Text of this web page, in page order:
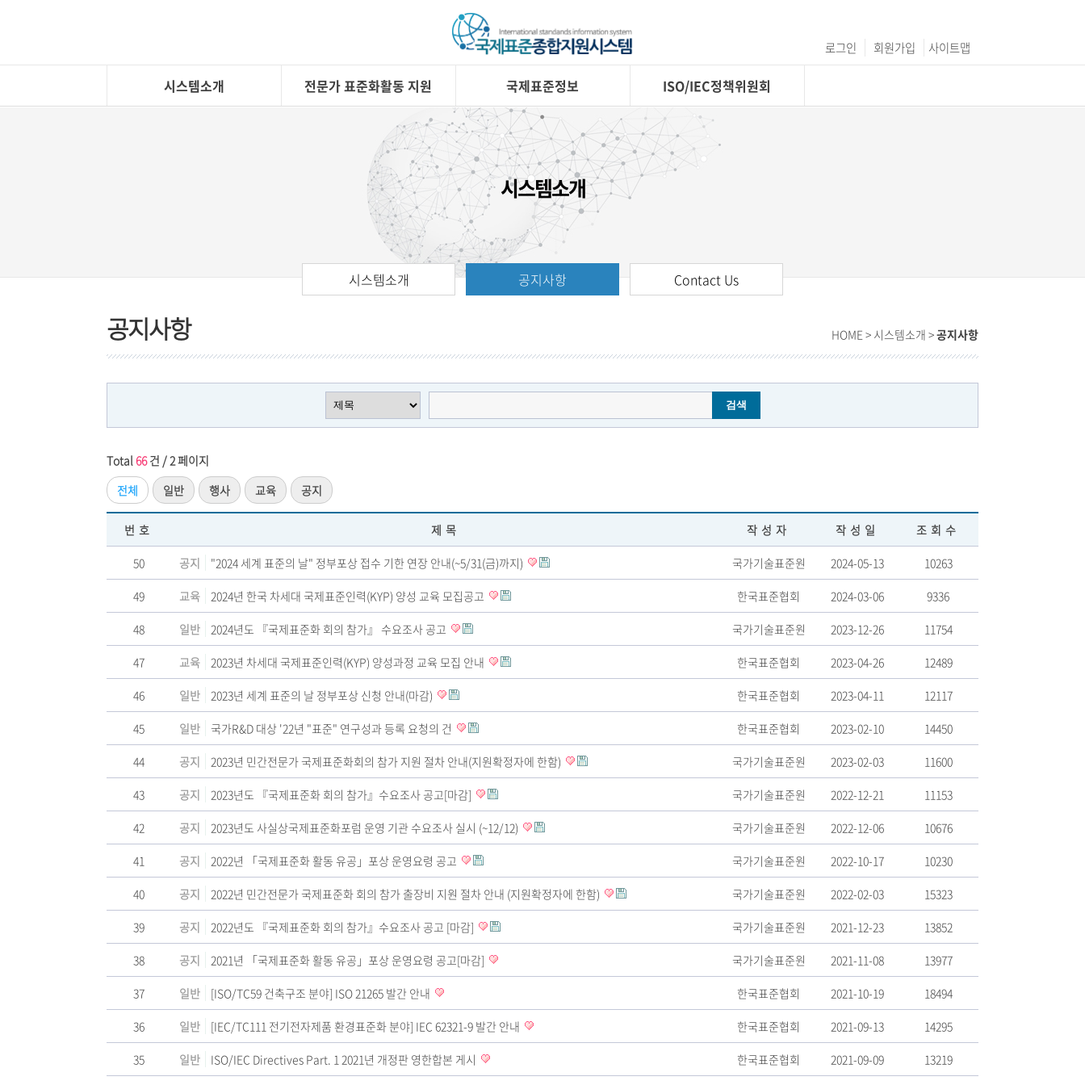
로그인 회원가입 사이트맵
시스템소개 전문가 표준화활동 지원 국제표준정보 ISO/IEC정책위원회
시스템소개
시스템소개 공지사항 Contact Us
공지사항 HOME > 시스템소개 >공지사항
Total66건 / 2 페이지
전체
일반 행사 교육 공지
번호 제목 작성자 작성일 조회수
50 공지 "2024 세계 표준의 날" 정부포상 접수 기한 연장 안내(~5/31(금)까지) 국가기술표준원 2024-05-13 10263
49 교육 2024년 한국 차세대 국제표준인력(KYP) 양성 교육 모집공고 한국표준협회 2024-03-06 9336
48 일반 2024년도 『국제표준화 회의 참가』 수요조사 공고 국가기술표준원 2023-12-26 11754
47 교육 2023년 차세대 국제표준인력(KYP) 양성과정 교육 모집 안내 한국표준협회 2023-04-26 12489
46 일반 2023년 세계 표준의 날 정부포상 신청 안내(마감) 한국표준협회 2023-04-11 12117
45 일반 국가R&D 대상 '22년 "표준" 연구성과 등록 요청의 건 한국표준협회 2023-02-10 14450
44 공지 2023년 민간전문가 국제표준화회의 참가 지원 절차 안내(지원확정자에 한함) 국가기술표준원 2023-02-03 11600
43 공지 2023년도 『국제표준화 회의 참가』수요조사 공고[마감] 국가기술표준원 2022-12-21 11153
42 공지 2023년도 사실상국제표준화포럼 운영 기관 수요조사 실시 (~12/12) 국가기술표준원 2022-12-06 10676
41 공지 2022년 「국제표준화 활동 유공」포상 운영요령 공고 국가기술표준원 2022-10-17 10230
40 공지 2022년 민간전문가 국제표준화 회의 참가 출장비 지원 절차 안내 (지원확정자에 한함) 국가기술표준원 2022-02-03 15323
39 공지 2022년도 『국제표준화 회의 참가』수요조사 공고 [마감] 국가기술표준원 2021-12-23 13852
38 공지 2021년 「국제표준화 활동 유공」포상 운영요령 공고[마감] 국가기술표준원 2021-11-08 13977
37 일반 [ISO/TC59 건축구조 분야] ISO 21265 발간 안내 한국표준협회 2021-10-19 18494
36 일반 [IEC/TC111 전기전자제품 환경표준화 분야] IEC 62321-9 발간 안내 한국표준협회 2021-09-13 14295
35 일반 ISO/IEC Directives Part. 1 2021년 개정판 영한합본 게시 한국표준협회 2021-09-09 13219